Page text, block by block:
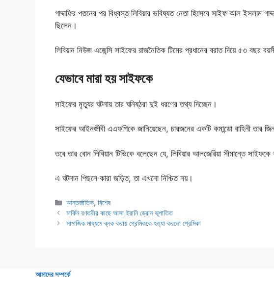
গাদ্দাফির পতনের পর বিধ্বস্ত লিবিয়ার ভবিষ্যত নেতা হিসেবে সাইফ আল ইসলাম
ছিলেন।
লিবিয়ান নিউজ এজেন্সি সাইফের রাজনৈতিক টিমের প্রধানের বরাত দিয়ে ৫৩ বছর
যেভাবে মারা হয় সাইফকে
সাইফের মৃত্যুর ঘটনায় তার ঘনিষ্ঠরা দুই ধরণের তথ্য দিচ্ছেন।
সাইফের আইনজীবী এএফপিকে জানিয়েছেন, চারজনের একটি কমান্ডো বাহিনী তার
তবে তার বোন লিবিয়ান টিভিকে বলেছেন যে, লিবিয়ার আলজেরিয়া সীমান্তে
এ ঘটনান পিছনে কারা জড়িত, তা এখনো নিশ্চিত নয়।
Categories
আন্তর্জাতিক,বিশেষ
মার্কিন রণতরীর কাছে আসা ইরানি ড্রোন ভূপাতিত
সামাজিক মাধ্যমে ব্লক করায় প্রেমিককে হত্যা করলো প্রেমিকা
আমাদের সম্পর্কে